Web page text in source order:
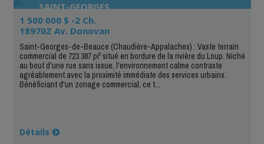
SAINT-GEORGES
1 500 000 $ -2 Ch.
18970Z Av. Donovan
Saint-Georges-de-Beauce (Chaudière-Appalaches) : Vaste terrain
commercial de 723 387 pi² situé en bordure de la rivière du Loup. Niché
au bout d'une rue sans issue, l'environnement calme contraste
agréablement avec la proximité immédiate des services urbains.
Bénéficiant d'un zonage commercial, ce t...
Détails